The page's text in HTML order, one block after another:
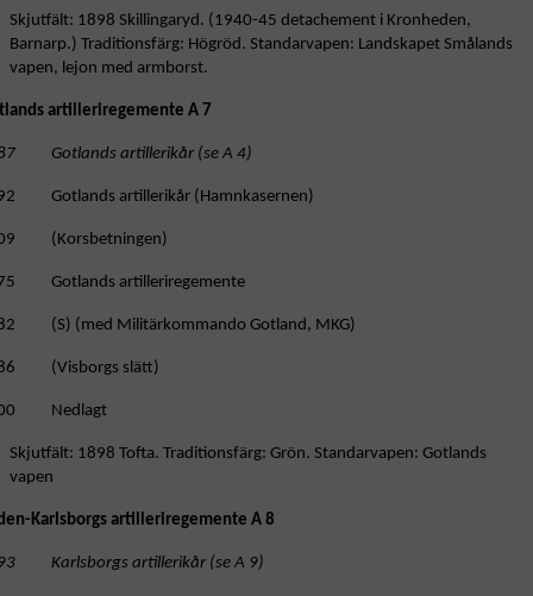
Skjutfält: 1898 Skillingaryd. (1940-45 detachement i Kronheden,
Barnarp.) Traditionsfärg: Högröd. Standarvapen: Landskapet Smålands
vapen, lejon med armborst.
artilleriregemente A 7
Gotlands artillerikår (se A 4)
Gotlands artillerikår (Hamnkasernen)
(Korsbetningen)
Gotlands artilleriregemente
(S) (med Militärkommando Gotland, MKG)
(Visborgs slätt)
Nedlagt
Skjutfält: 1898 Tofta. Traditionsfärg: Grön. Standarvapen: Gotlands
vapen
Karlsborgs artilleriregemente A 8
Karlsborgs artillerikår (se A 9)